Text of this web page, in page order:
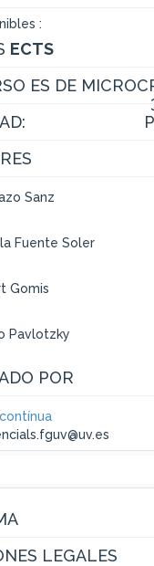
:
ECTS
ES DE
Sanz
Fuente Soler
Gomis
Pavlotzky
POR
LEGALES